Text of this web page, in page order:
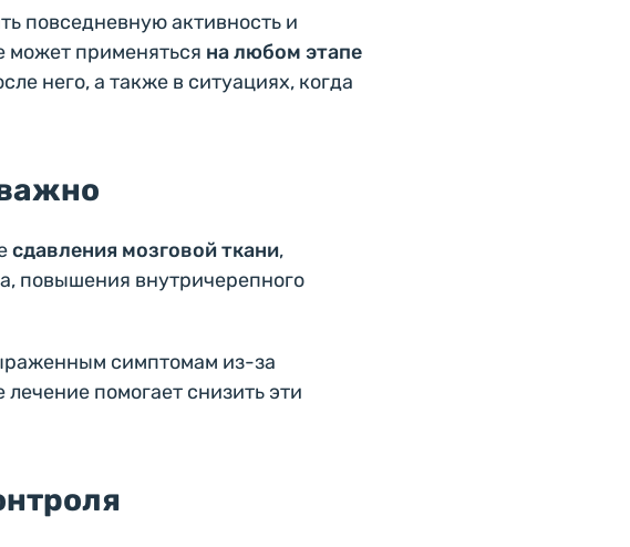
повседневную активность и
может применяться на любом этапе
него, а также в ситуациях, когда
сдавления мозговой ткани,
повышения внутричерепного
симптомам из-за
помогает снизить эти